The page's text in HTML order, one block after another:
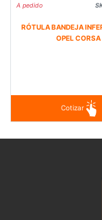
A pedido
RÓTULA BANDEJA
OPEL CORSA
Cotizar